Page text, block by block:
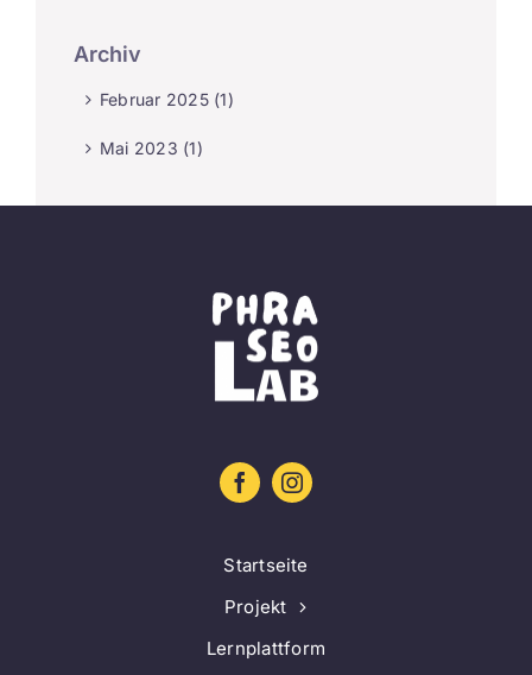
Archiv
Februar 2025 (1)
Mai 2023 (1)
Startseite
Projekt
Lernplattform